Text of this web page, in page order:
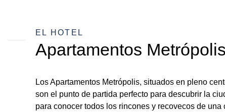
EL HOTEL
Apartamentos Metrópolis
Los Apartamentos Metrópolis, situados en pleno
son el punto de partida perfecto para descubrir la
para conocer todos los rincones y recovecos de